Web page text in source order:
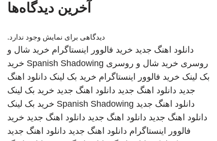
آخرین دیدگاه‌ها
دیدگاهی برای نمایش وجود ندارد.
دانلود اهنگ جدید خرید فالوور اینستاگرام خرید شال و
روسری خرید شال و روسری Spanish Shadowing خرید
بک لینک خرید فالوور اینستاگرام خرید بک لینک دانلود اهنگ
جدید دانلود اهنگ جدید دانلود اهنگ جدید خرید بک لینک
دانلود اهنگ جدید Spanish Shadowing خرید بک لینک
دانلود اهنگ جدید دانلود اهنگ جدید دانلود اهنگ جدید خرید
فالوور اینستاگرام دانلود اهنگ جدید دانلود اهنگ جدید